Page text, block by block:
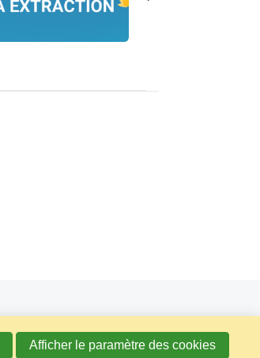
Afficher le paramètre des cookies